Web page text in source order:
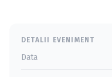
DETALII EVENIMENT
Data